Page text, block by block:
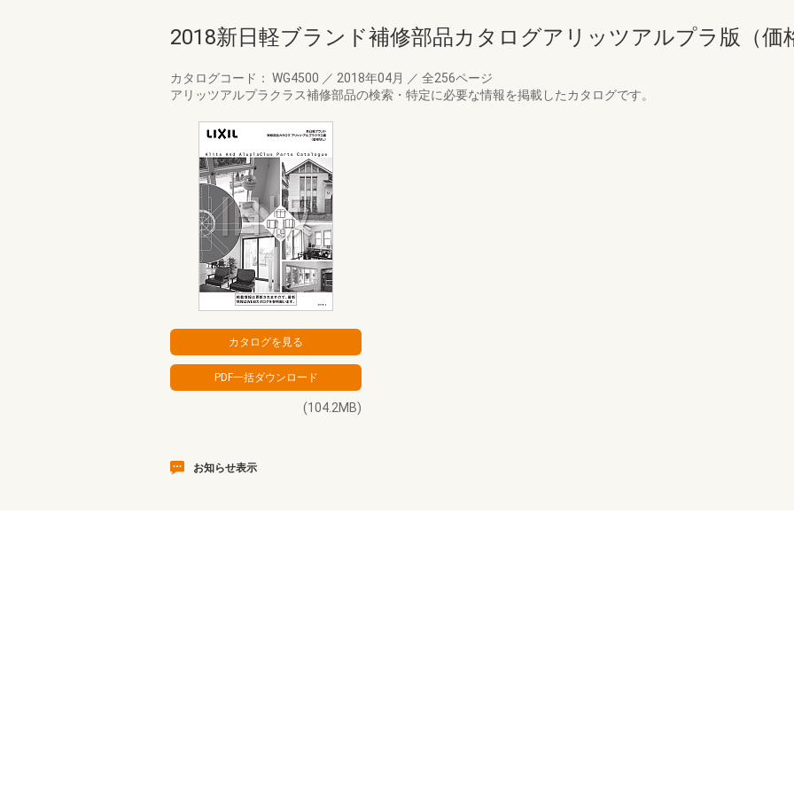
2018新日軽ブランド補修部品カタログアリッツアルプラ版（価
カタログコード： WG4500 ／ 2018年04月 ／ 全256ページ
アリッツアルプラクラス補修部品の検索・特定に必要な情報を掲載したカタログです。
(104.2MB)
お知らせ表示